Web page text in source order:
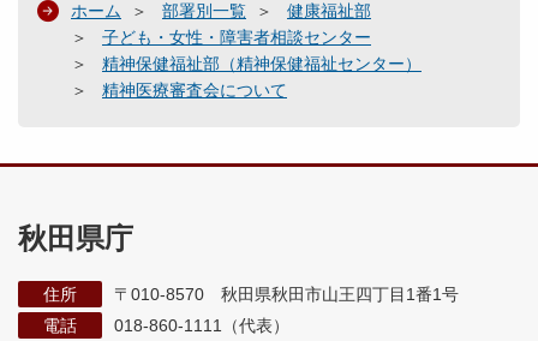
ホーム 部署別一覧
健康福祉部
子ども・女性・障害者相談センター
精神保健福祉部（精神保健福祉センター）
精神医療審査会について
秋田県庁
住所
〒010-8570 秋田県秋田市山王四丁目1番1号
電話
018-860-1111（代表）